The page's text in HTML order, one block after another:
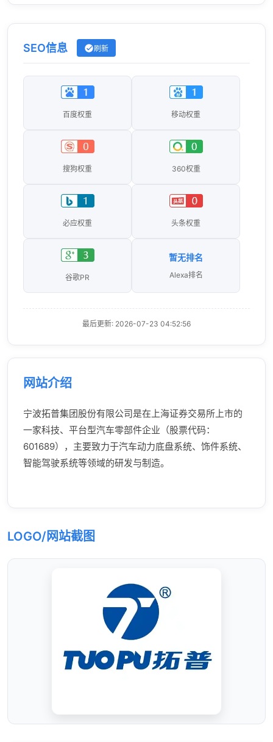
SEO信息 刷新
百度权重 移动权重
搜狗权重 360权重
必应权重 头条权重
谷歌PR
暂无排名
Alexa排名
最后更新: 2026-07-23 04:52:56
网站介绍
宁波拓普集团股份有限公司是在上海证券交易所上市的
一家科技、平台型汽车零部件企业（股票代码：
601689），主要致力于汽车动力底盘系统、饰件系统、
智能驾驶系统等领域的研发与制造。
LOGO/网站截图